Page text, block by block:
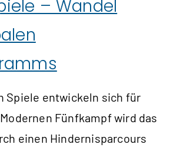
– Wandel
Spiele entwickeln sich für
Fünfkampf wird das
einen Hindernisparcours